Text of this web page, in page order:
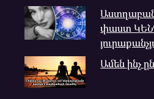
փաստ
Ամեն ինչ